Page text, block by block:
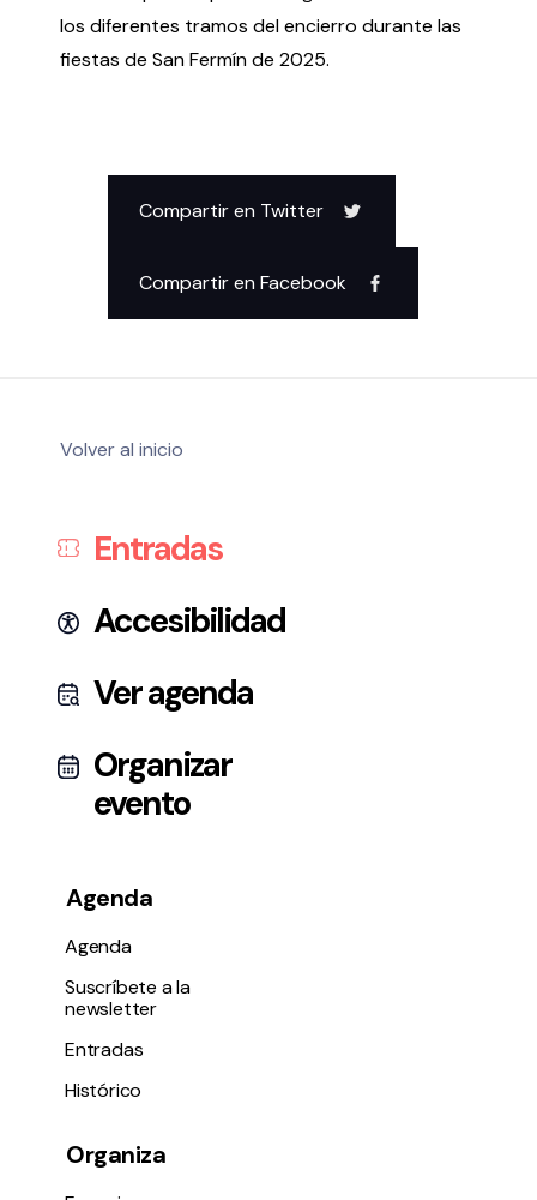
los diferentes tramos del encierro durante las
fiestas de San Fermín de 2025.
Compartir en Twitter
Compartir en Facebook
Volver al inicio
Entradas
Accesibilidad
Ver agenda
Organizar
evento
Agenda
Agenda
Suscríbete a la
newsletter
Entradas
Histórico
Organiza